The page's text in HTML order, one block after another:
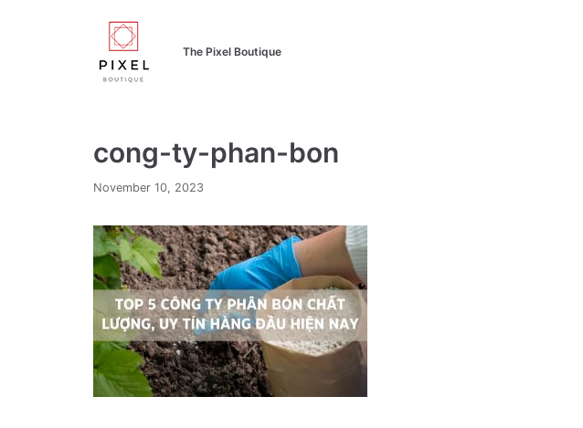
The Pixel Boutique
cong-ty-phan-bon
November 10, 2023